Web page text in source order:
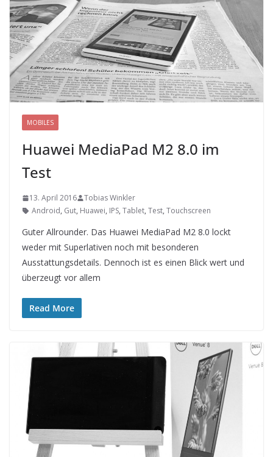
MOBILES
Huawei MediaPad M2 8.0 im
Test
13. April 2016
Tobias Winkler
Android, Gut, Huawei, IPS, Tablet, Test, Touchscreen
Guter Allrounder. Das Huawei MediaPad M2 8.0 lockt
weder mit Superlativen noch mit besonderen
Ausstattungsdetails. Dennoch ist es einen Blick wert und
überzeugt vor allem
Read More